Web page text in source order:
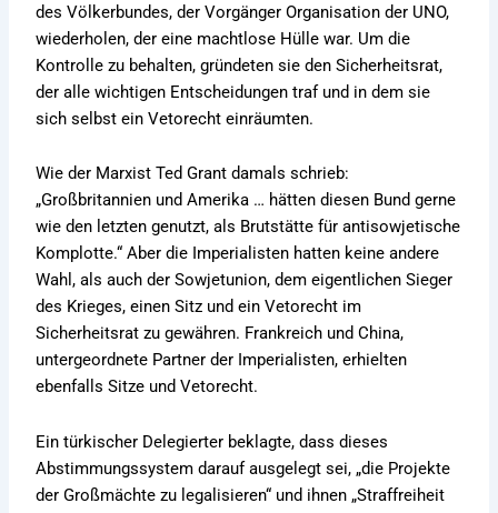
des Völkerbundes, der Vorgänger Organisation der UNO,
wiederholen, der eine machtlose Hülle war. Um die
Kontrolle zu behalten, gründeten sie den Sicherheitsrat,
der alle wichtigen Entscheidungen traf und in dem sie
sich selbst ein Vetorecht einräumten.
Wie der Marxist Ted Grant damals schrieb:
„Großbritannien und Amerika … hätten diesen Bund gerne
wie den letzten genutzt, als Brutstätte für antisowjetische
Komplotte.“ Aber die Imperialisten hatten keine andere
Wahl, als auch der Sowjetunion, dem eigentlichen Sieger
des Krieges, einen Sitz und ein Vetorecht im
Sicherheitsrat zu gewähren. Frankreich und China,
untergeordnete Partner der Imperialisten, erhielten
ebenfalls Sitze und Vetorecht.
Ein türkischer Delegierter beklagte, dass dieses
Abstimmungssystem darauf ausgelegt sei, „die Projekte
der Großmächte zu legalisieren“ und ihnen „Straffreiheit